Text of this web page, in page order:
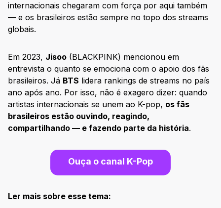
internacionais chegaram com força por aqui também
— e os brasileiros estão sempre no topo dos streams
globais.
Em 2023, Jisoo (BLACKPINK) mencionou em
entrevista o quanto se emociona com o apoio dos fãs
brasileiros. Já BTS lidera rankings de streams no país
ano após ano. Por isso, não é exagero dizer: quando
artistas internacionais se unem ao K-pop, os fãs
brasileiros estão ouvindo, reagindo,
compartilhando — e fazendo parte da história.
Ouça o canal K-Pop
Ler mais sobre esse tema: